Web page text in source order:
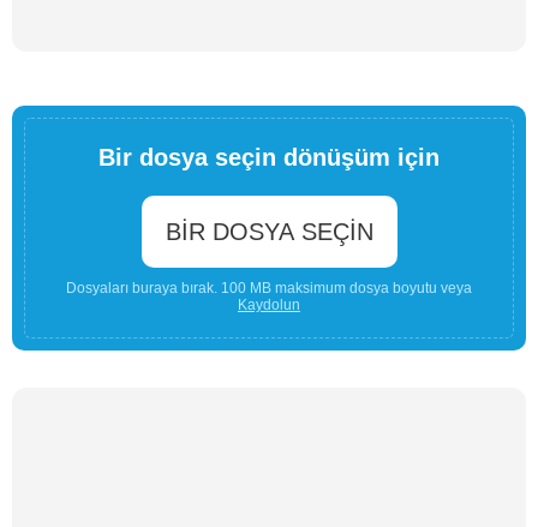
Bir dosya seçin dönüşüm için
BIR DOSYA SEÇIN
Dosyaları buraya bırak. 100 MB maksimum dosya boyutu veya
Kaydolun